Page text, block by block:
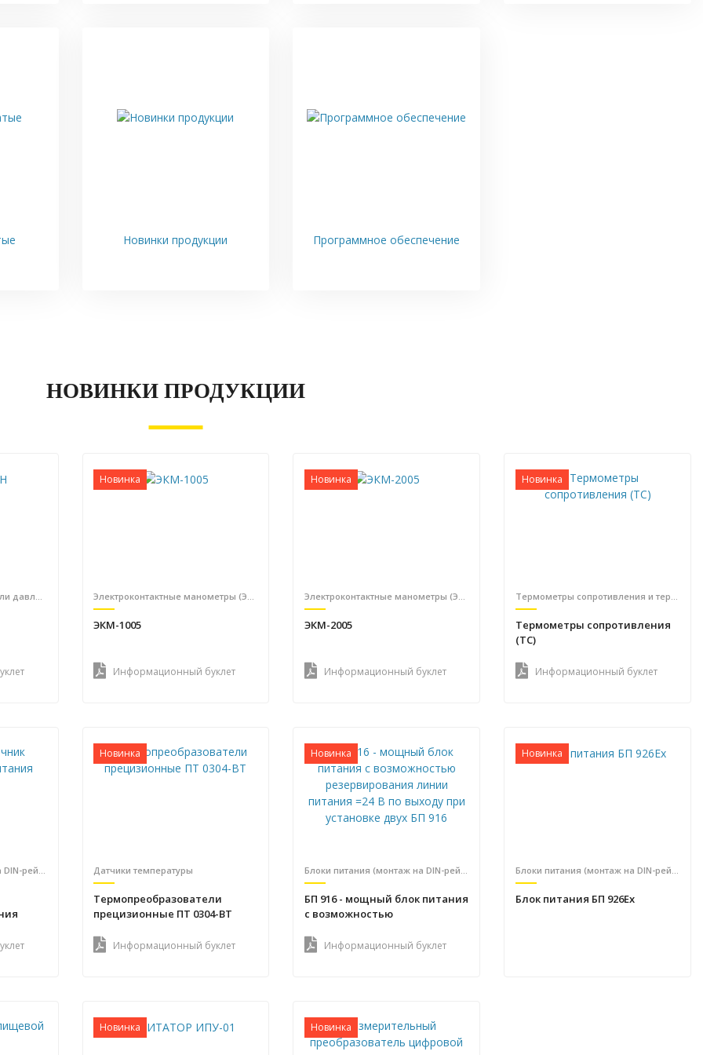
Новинки продукции Программное обеспечение
НОВИНКИ ПРОДУКЦИИ
Новинка
ЭКМ-1005
Информационный буклет
Новинка
ЭКМ-2005
Информационный буклет
Новинка
Термометры сопротивления
(ТС)
Информационный буклет
Новинка
Датчики температуры
Термопреобразователи
прецизионные ПТ 0304-ВТ
Информационный буклет
Новинка
БП 916 - мощный блок питания
с возможностью
питания =24 В по выходу при
Информационный буклет
Новинка
Блок питания БП 926Ex
Новинка Новинка